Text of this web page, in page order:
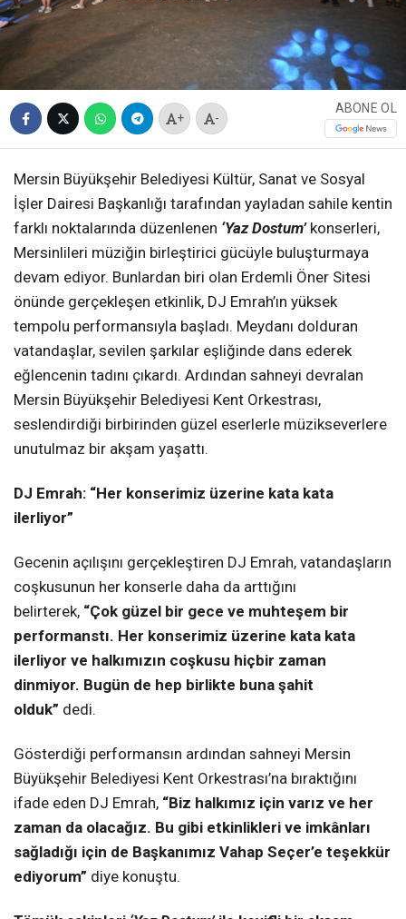
+ -
ABONE OL
Mersin Büyükşehir Belediyesi Kültür, Sanat ve Sosyal
İşler Dairesi Başkanlığı tarafından yayladan sahile kentin
farklı noktalarında düzenlenen ‘Yaz Dostum’konserleri,
Mersinlileri müziğin birleştirici gücüyle buluşturmaya
devam ediyor. Bunlardan biri olan Erdemli Öner Sitesi
önünde gerçekleşen etkinlik, DJ Emrah’ın yüksek
tempolu performansıyla başladı. Meydanı dolduran
vatandaşlar, sevilen şarkılar eşliğinde dans ederek
eğlencenin tadını çıkardı. Ardından sahneyi devralan
Mersin Büyükşehir Belediyesi Kent Orkestrası,
seslendirdiği birbirinden güzel eserlerle müzikseverlere
unutulmaz bir akşam yaşattı.
DJ Emrah: “Her konserimiz üzerine kata kata
ilerliyor”
Gecenin açılışını gerçekleştiren DJ Emrah, vatandaşların
coşkusunun her konserle daha da arttığını
belirterek, “Çok güzel bir gece ve muhteşem bir
performanstı. Her konserimiz üzerine kata kata
ilerliyor ve halkımızın coşkusu hiçbir zaman
dinmiyor. Bugün de hep birlikte buna şahit
olduk” dedi.
Gösterdiği performansın ardından sahneyi Mersin
Büyükşehir Belediyesi Kent Orkestrası’na bıraktığını
ifade eden DJ Emrah, “Biz halkımız için varız ve her
zaman da olacağız. Bu gibi etkinlikleri ve imkânları
sağladığı için de Başkanımız Vahap Seçer’e teşekkür
ediyorum” diye konuştu.